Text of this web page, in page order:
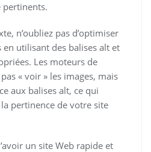
pertinents.
n’oubliez pas d’optimiser
en utilisant des balises alt et
Les moteurs de
« voir » les images, mais
aux balises alt, ce qui
pertinence de votre site
un site Web rapide et